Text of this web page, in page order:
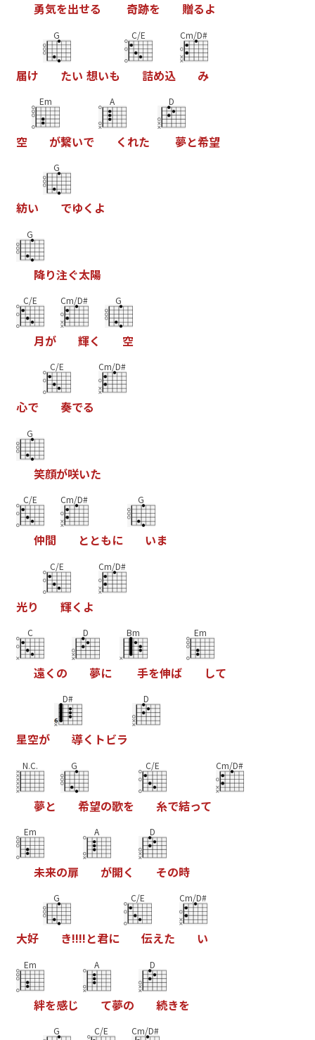
勇気を出せる 奇跡を 贈るよ
届け
G
たい 想いも
C/E
詰め込
Cm/D#
み
空
Em
が繋いで
A
く れた
D
夢と希望
紡い
G
でゆく よ
G
降り注ぐ太陽
C/E
月が
Cm/D#
輝く
G
空
心で
C/E
奏でる
Cm/D#
G
笑顔が咲いた
C/E
仲間
Cm/D#
と ともに
G
いま
光り
C/E
輝く よ
Cm/D#
C
遠く の
D
夢に
Bm
手を伸ば
Em
して
星空が
D#
導く トビラ
D
N.C.
夢と
G
希望の歌を
C/E
糸で結って
Cm/D#
Em
未来の扉
A
が開く
D
その時
大好
G
き!!!!と君に
C/E
伝えた
Cm/D#
い
Em
絆を感じ
A
て夢の
D
続きを
G C/E Cm/D#